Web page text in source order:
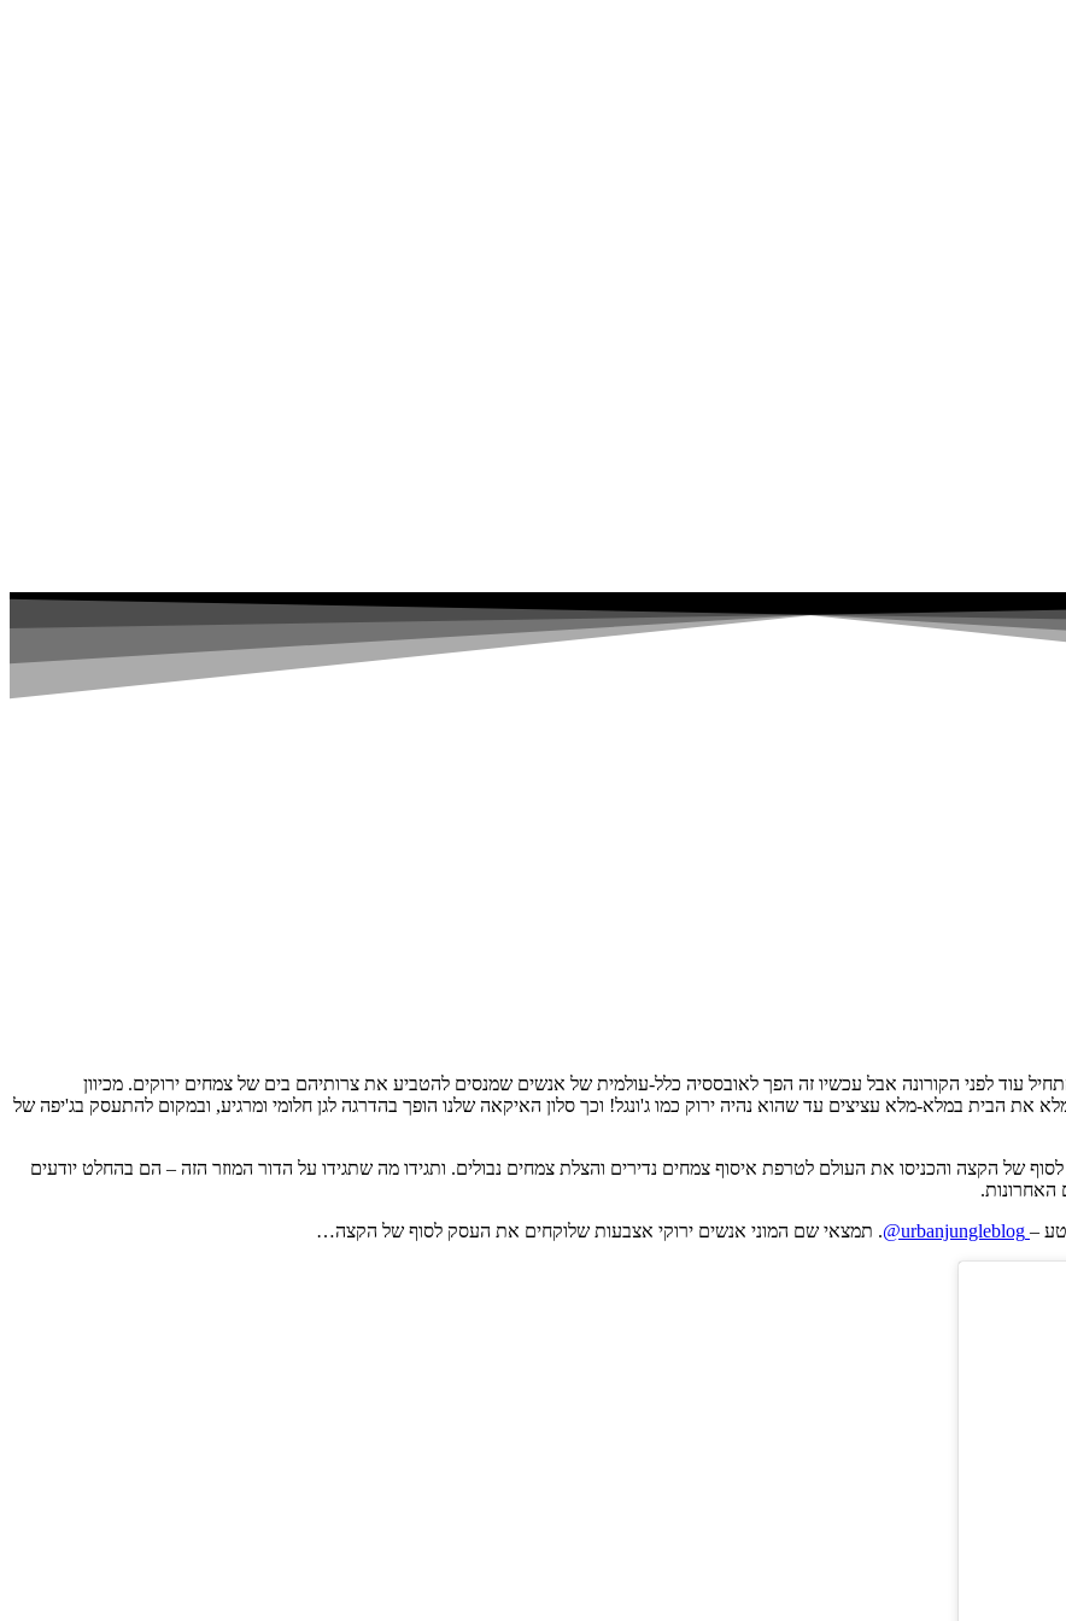
עוד לפני הקורונה אבל עכשיו זה הפך לאובססיה כלל-עולמית של אנשים שמנסים להטביע את צרותיהם בים של צמחים ירוקים. מכיוון
את הבית במלא-מלא עציצים עד שהוא נהיה ירוק כמו ג'ונגל! וכך סלון האיקאה שלנו הופך בהדרגה לגן חלומי ומרגיע, ובמקום להתעסק בג'יפה של
של הקצה והכניסו את העולם לטרפת איסוף צמחים נדירים והצלת צמחים נבולים. ותגידו מה שתגידו על הדור המוזר הזה – הם בהחלט יודעים
האחרונות.
–
. תמצאי שם המוני אנשים ירוקי אצבעות שלוקחים את העסק לסוף של הקצה…